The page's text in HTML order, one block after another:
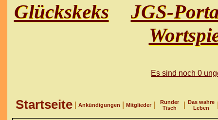
Glückskeks
JGS-
Es sind noch 0
Startseite Ankündigungen Mitglieder
Runder
Tisch
Das wahre
Leben